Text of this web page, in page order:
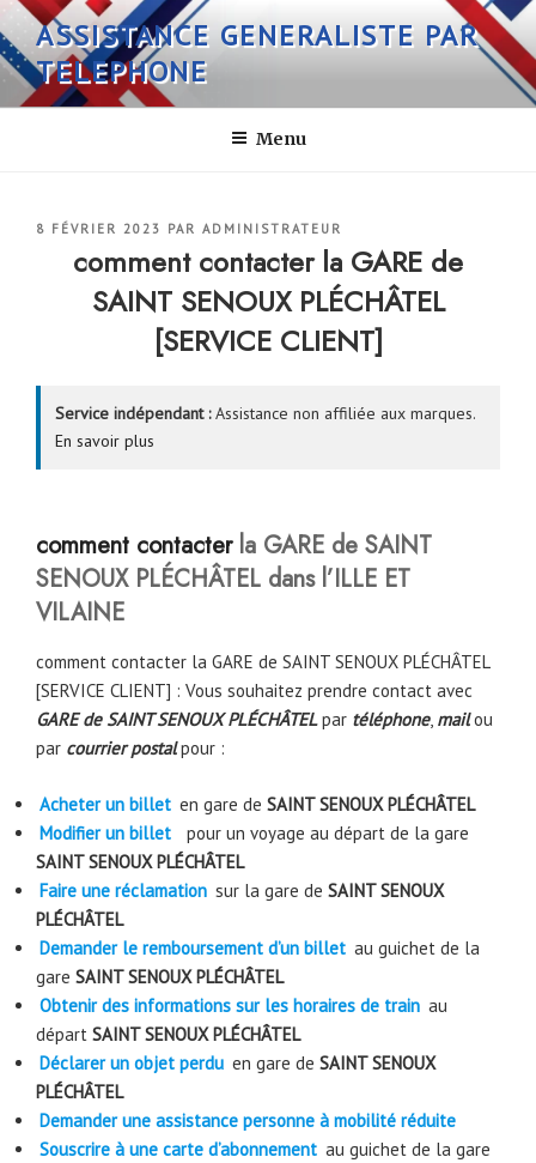
Aller
au
contenu
principal
ASSISTANCE GENERALISTE PAR
TELEPHONE
Menu
PUBLIÉ
8 FÉVRIER 2023 PAR ADMINISTRATEUR
comment contacter la GARE de
SAINT SENOUX PLÉCHÂTEL
[SERVICE CLIENT]
Service indépendant :Assistance non affiliée aux marques.
En savoir plus
comment contacterla GARE de SAINT
SENOUX PLÉCHÂTEL dans l’ILLE ET
VILAINE
comment contacter la GARE de SAINT SENOUX PLÉCHÂTEL
[SERVICE CLIENT] : Vous souhaitez prendre contact avec
GARE de SAINT SENOUX PLÉCHÂTELpar téléphone, mail ou
par courrier postalpour :
Acheter un billet en gare de SAINT SENOUX PLÉCHÂTEL
Modifier un billet
pour un voyage au départ de la gare
SAINT SENOUX PLÉCHÂTEL
Faire une réclamation sur la gare de SAINT SENOUX
PLÉCHÂTEL
Demander le remboursement d’un billet au guichet de la
gare SAINT SENOUX PLÉCHÂTEL
Obtenir des informations sur les horaires de train au
départ SAINT SENOUX PLÉCHÂTEL
Déclarer un objet perdu en gare de SAINT SENOUX
PLÉCHÂTEL
Demander une assistance personne à mobilité réduite
Souscrire à une carte d’abonnement au guichet de la gare